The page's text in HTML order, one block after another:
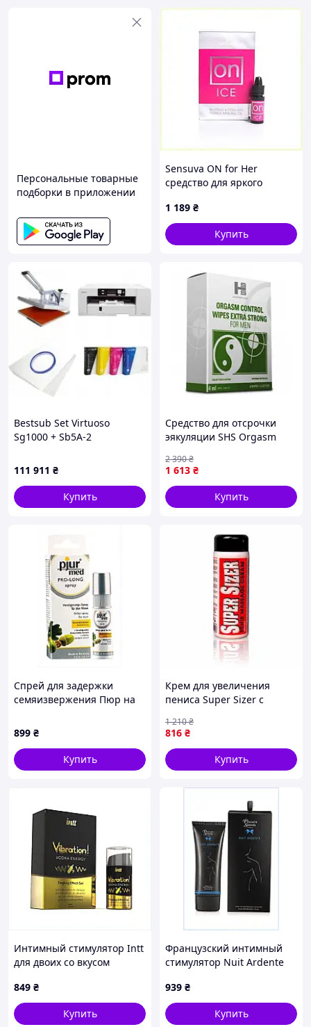
сделано в Таиланде.
А также посетите пожалуйста
Не забудьте и про
Персональные товарные
подборки в приложении
Sensuva ON for Her
средство для яркого
1 189 ₴
Купить
Bestsub Set Virtuoso
Sg1000 + Sb5A-2
111 911 ₴
Купить
Средство для отсрочки
эякуляции SHS Orgasm
1 613 ₴
2 390₴
Купить
Спрей для задержки
семяизвержения Пюр на
899 ₴
Купить
Крем для увеличения
пениса Super Sizer с
экстрактами, 200 мл
816 ₴
1 210₴
Купить
Интимный стимулятор Intt
для двоих со вкусом
134B586C7
849 ₴
Купить
Французский интимный
стимулятор Nuit Ardente
728H46A9A
939 ₴
Купить